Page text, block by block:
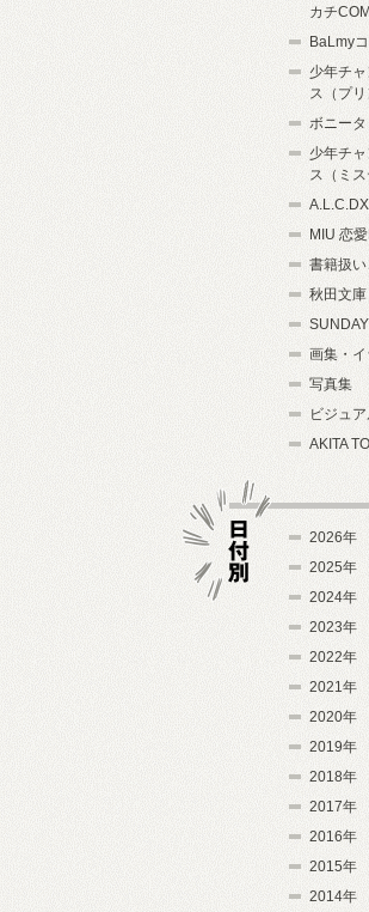
カチCOMI
BaLmy
少年チ
ス（プリ
ボニー
少年チ
ス（ミス
A.L.C.DX
MIU 恋
書籍扱
秋田文庫
画集・
写真集
ビジュ
AKITA
2026年
2025年
2024年
2023年
2022年
2021年
2020年
2019年
2018年
2017年
2016年
2015年
2014年